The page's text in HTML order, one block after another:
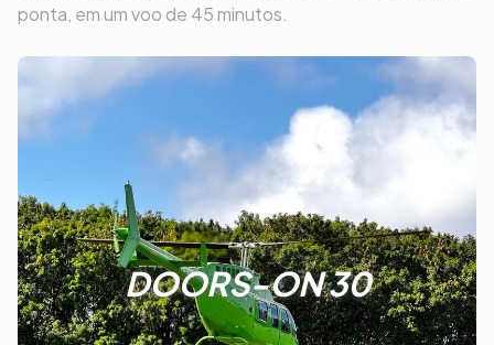
ponta, em um voo de 45 minutos.
DOORS-ON 30